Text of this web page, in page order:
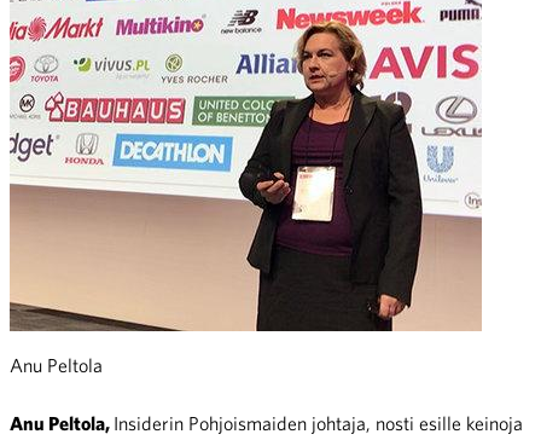
Anu Peltola
Anu Peltola, Insiderin Pohjoismaiden johtaja, nosti esille keinoja